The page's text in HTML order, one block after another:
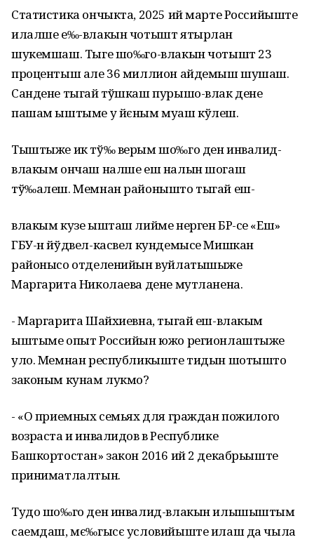
Статистика ончыкта, 2025 ий марте Российыште
илалше е‰-влакын чотышт ятырлан
шукемшаш. Тыге шо‰го-влакын чотышт 23
процентыш але 36 миллион айдемыш шушаш.
Сандене тыгай тўшкаш пурышо-влак дене
пашам ыштыме у йєным муаш кўлеш.
Тыштыже ик тў‰ верым шо‰го ден инвалид-
влакым ончаш налше еш налын шогаш
тў‰алеш. Мемнан районышто тыгай еш-
влакым кузе ышташ лийме нерген БР-се «Еш»
ГБУ-н йўдвел-касвел кундемысе Мишкан
районысо отделенийын вуйлатышыже
Маргарита Николаева дене мутланена.
- Маргарита Шайхиевна, тыгай еш-влакым
ыштыме опыт Российын южо регионлаштыже
уло. Мемнан республикыште тидын шотышто
законым кунам лукмо?
- «О приемных семьях для граждан пожилого
возраста и инвалидов в Республике
Башкортостан» закон 2016 ий 2 декабрьыште
приниматлалтын.
Тудо шо‰го ден инвалид-влакын илышыштым
саемдаш, мє‰гысє условийыште илаш да чыла